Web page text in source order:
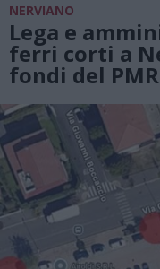
NERVIANO
Lega e
ferri corti a
fondi del